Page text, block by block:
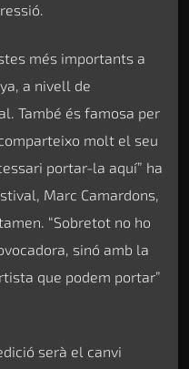
més importants a
a nivell de
També és famosa per
molt el seu
portar-la aquí” ha
Marc Camardons,
“Sobretot no ho
sinó amb la
que podem portar”
serà el canvi